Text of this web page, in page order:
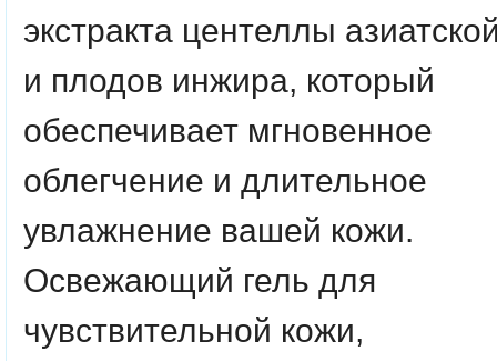
экстракта центеллы
и плодов инжира, который
обеспечивает мгновенное
облегчение и длительное
увлажнение вашей кожи.
Освежающий гель для
чувствительной кожи,